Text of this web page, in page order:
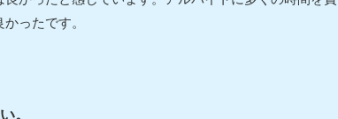
ったです。
。